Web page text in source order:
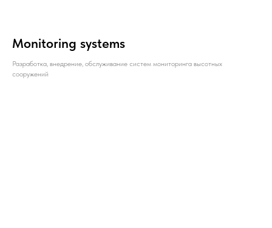
Monitoring systems
Разработка, внедрение, обслуживание систем мониторинга высотных
сооружений